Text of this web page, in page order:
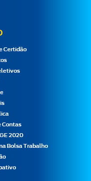
Certidão
Contas
2020
Bolsa Trabalho